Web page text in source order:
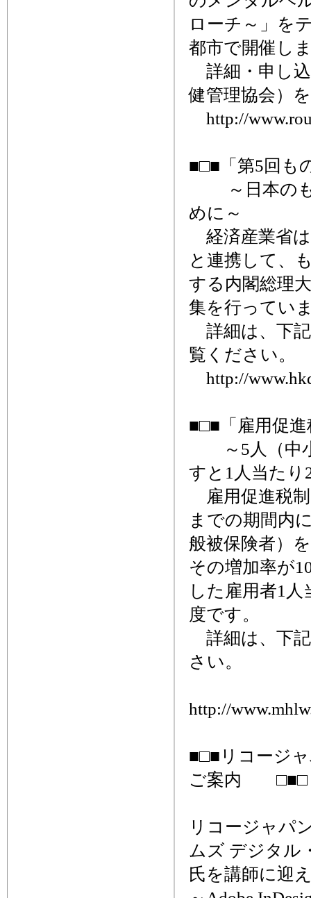
ローチ～」を
都市で開催し
詳細・申し
健管理協会）
http://
■□■「第5回
～日本のも
めに～
経済産業省は
と連携して、
する内閣総理
集を行ってい
詳細は、下
覧ください。
http://
■□■「雇用促
～5人（中小
すと1人当たり
雇用促進税制
までの期間内
般被保険者）
その増加率が
した雇用者1
度です。
詳細は、下
さい。
http://
■□■リコージャ
ご案内 □■□
リコージャパ
ムズ デジタル
氏を講師に迎